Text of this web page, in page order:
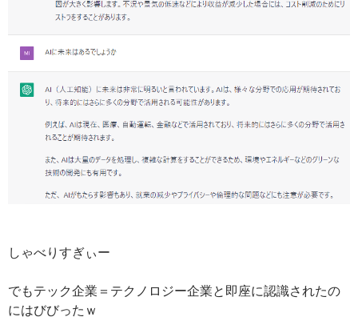
しゃべりすぎぃー
でもテック企業＝テクノロジー企業と即座に認識されたの
にはびびったｗ